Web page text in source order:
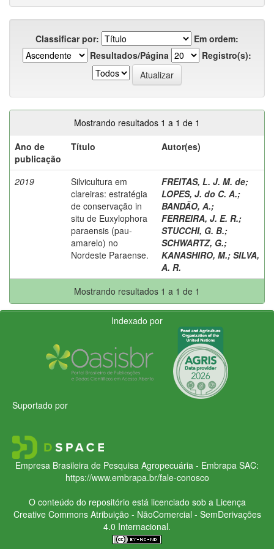
Classificar por:
Em ordem:
Resultados/Página
Registro(s):
Mostrando resultados 1 a 1 de 1
Ano de
publicação
Título Autor(es)
2019
Silvicultura em
clareiras: estratégia
de conservação in
situ de Euxylophora
paraensis (pau-
amarelo) no
Nordeste Paraense.
FREITAS, L. J. M. de;
LOPES, J. do C. A.;
BANDÃO, A.;
FERREIRA, J. E. R.;
STUCCHI, G. B.;
SCHWARTZ, G.;
KANASHIRO, M.; SILVA,
A. R.
Mostrando resultados 1 a 1 de 1
Indexado por
Suportado por
Empresa Brasileira de Pesquisa Agropecuária - Embrapa SAC:
https://www.embrapa.br/fale-conosco
O conteúdo do repositório está licenciado sob a Licença
Creative CommonsAtribuição - NãoComercial - SemDerivações
4.0 Internacional.